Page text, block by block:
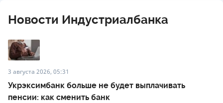
Новости Индустриалбанка
3 августа 2026, 05:31
Укрэксимбанк больше не будет выплачивать
пенсии: как сменить банк